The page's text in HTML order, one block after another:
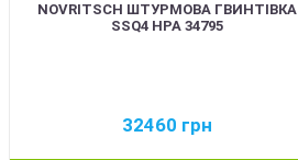
NOVRITSCH ШТУРМОВА ГВИНТІВКА
SSQ4 HPA 34795
32460 грн